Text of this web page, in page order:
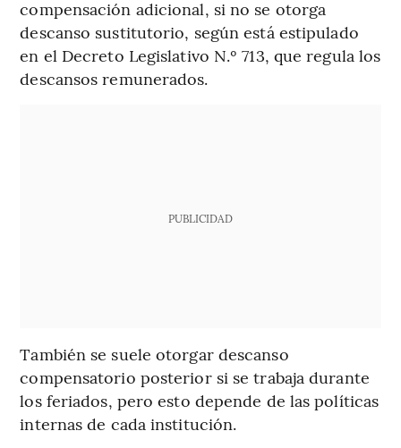
compensación adicional, si no se otorga
descanso sustitutorio, según está estipulado
en el Decreto Legislativo N.º 713, que regula los
descansos remunerados.
PUBLICIDAD
También se suele otorgar descanso
compensatorio posterior si se trabaja durante
los feriados, pero esto depende de las políticas
internas de cada institución.